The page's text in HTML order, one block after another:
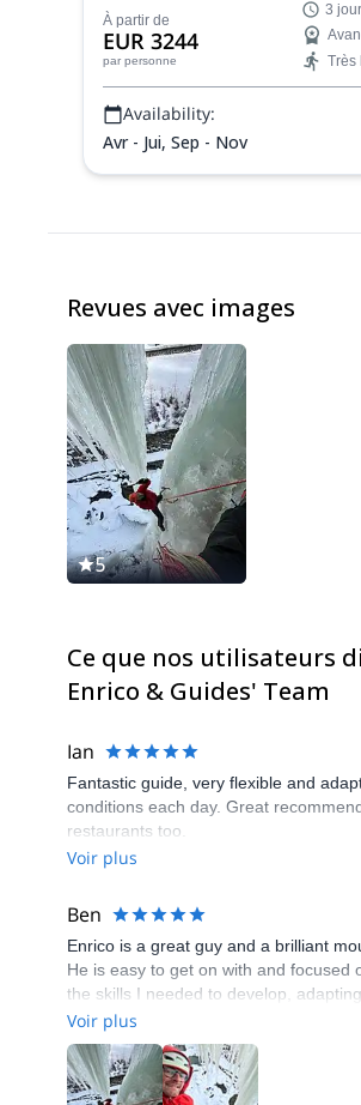
d'experts pour assurer votre
augmenter votre taux de réussite
sommet.
À partir de
EUR 3244
par personne
3
Très
Availability:
Avr - Jui, Sep - Nov
Revues avec images
5
Ce que nos utilisateurs
Enrico & Guides' Team
Ian
Fantastic guide, very flexible and
conditions each day. Great
restaurants too.
Voir plus
Ben
Enrico is a great guy and a brilliant
He is easy to get on with and focused
the skills I needed to develop,
to my needs and was able to provide a
worthwhile few days even in less than
conditions.
Voir plus